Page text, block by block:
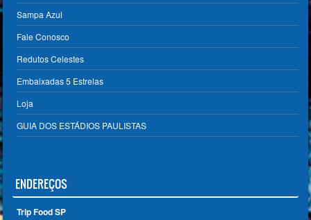
Sampa Azul
Fale Conosco
Redutos Celestes
Embaixadas 5 Estrelas
Loja
GUIA DOS ESTÁDIOS PAULISTAS
ENDEREÇOS
Trip Food SP